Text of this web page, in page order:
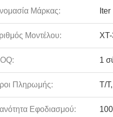
Μάρκας: Iter
Μοντέλου:
1
Πληρωμής: T/
Εφοδιασμού: